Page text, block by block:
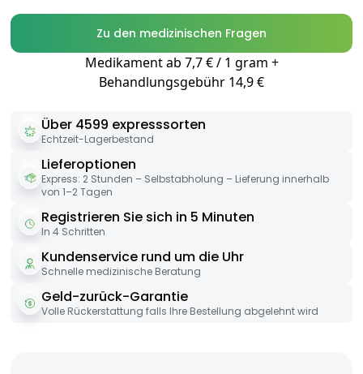
Zu den medizinischen Fragen
Medikament ab 7,7 € / 1 gram +
Behandlungsgebühr 14,9 €
Über 4599 expresssorten
Echtzeit-Lagerbestand
Lieferoptionen
Express: 2 Stunden – Selbstabholung – Lieferung innerhalb
von 1–2 Tagen
Registrieren Sie sich in 5 Minuten
In 4 Schritten
Kundenservice rund um die Uhr
Schnelle medizinische Beratung
Geld-zurück-Garantie
Volle Rückerstattung falls Ihre Bestellung abgelehnt wird